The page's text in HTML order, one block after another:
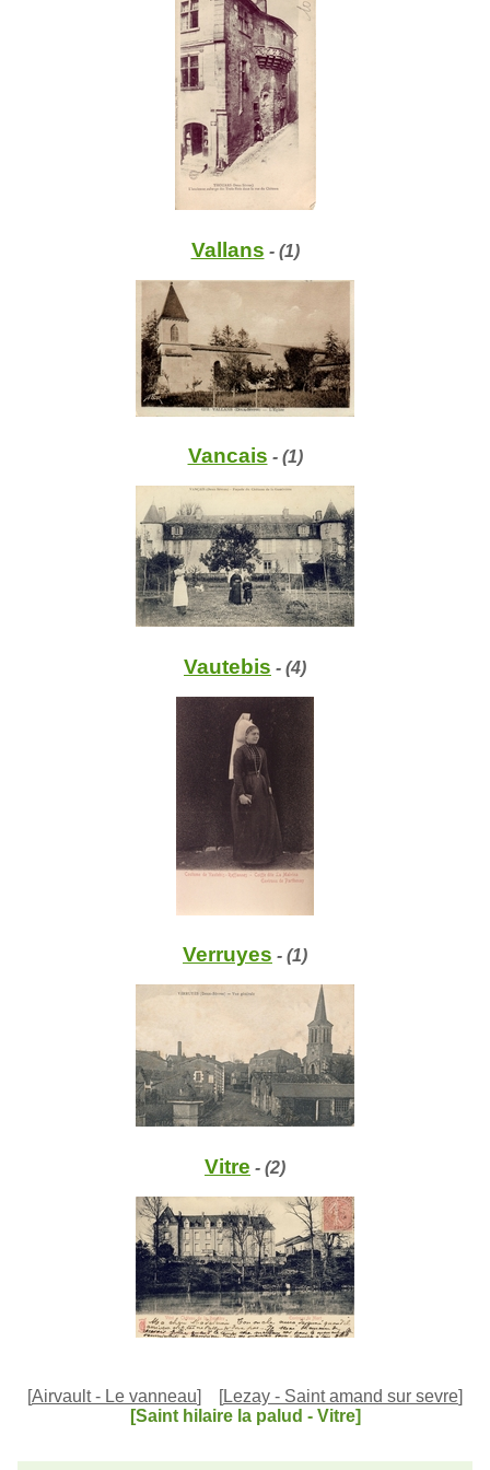
Vallans - (1)
Vancais - (1)
Vautebis - (4)
Verruyes - (1)
Vitre - (2)
[Airvault - Le vanneau] [Lezay - Saint amand sur sevre]
[Saint hilaire la palud - Vitre]